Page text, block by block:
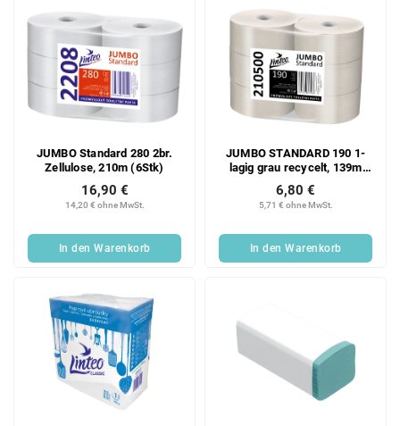
JUMBO Standard 280 2br.
Zellulose, 210m (6Stk)
14,20 € ohne MwSt.
16,90 €
In den Warenkorb
JUMBO STANDARD 190 1-
lagig grau recycelt, 139m
(6Stk)
5,71 € ohne MwSt.
6,80 €
In den Warenkorb